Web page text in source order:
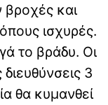
βροχές και
ισχυρές.
το βράδυ. Οι
3
θα κυμανθεί